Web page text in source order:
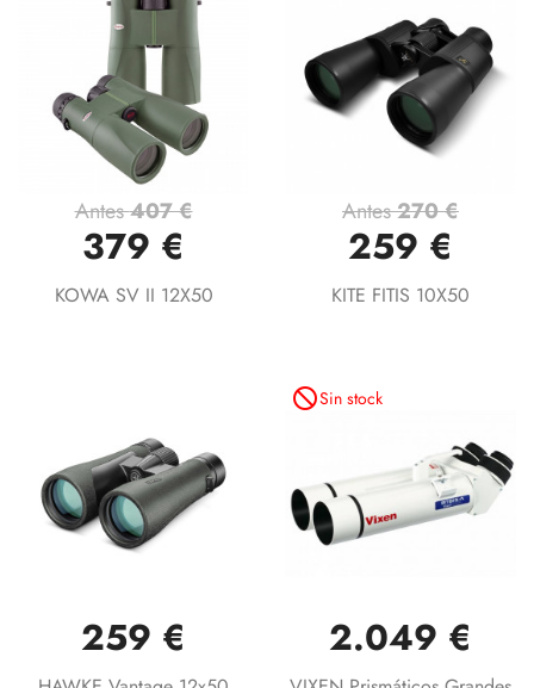
Antes407 €
379 €
KOWA SV II 12X50
Antes270 €
259 €
KITE FITIS 10X50
259 €
not_interestedSin stock
2.049 €